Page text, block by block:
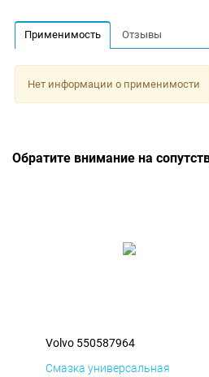
Применимость Отзывы
Нет информации о применимости
Обратите внимание на
Volvo 550587964
Смазка универсальная